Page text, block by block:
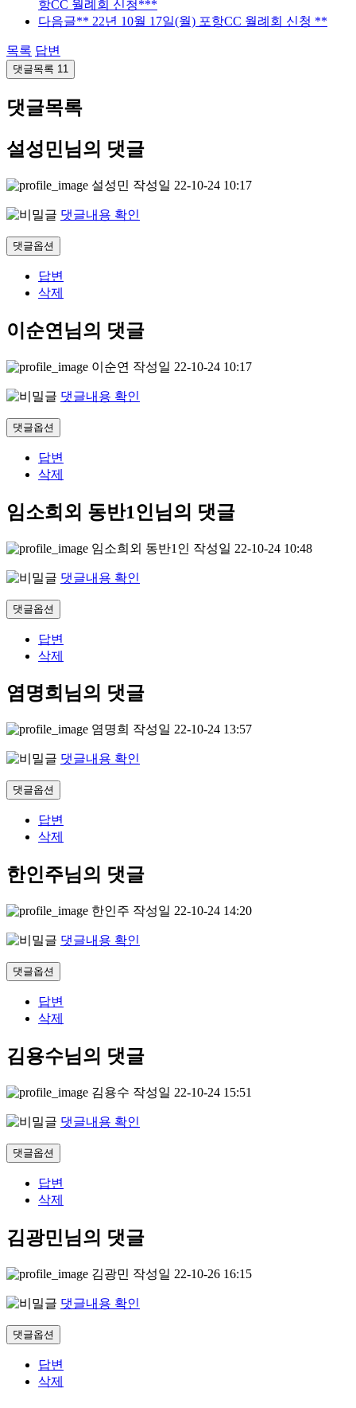
항CC 월례회 신청***
다음글** 22년 10월 17일(월) 포항CC 월례회 신청 **
목록 답변
댓글목록 11
댓글목록
설성민님의 댓글
설성민 작성일 22-10-24 10:17
댓글내용 확인
댓글옵션
답변
삭제
이순연님의 댓글
이순연 작성일 22-10-24 10:17
댓글내용 확인
댓글옵션
답변
삭제
임소희외 동반1인님의 댓글
임소희외 동반1인 작성일 22-10-24 10:48
댓글내용 확인
댓글옵션
답변
삭제
염명희님의 댓글
염명희 작성일 22-10-24 13:57
댓글내용 확인
댓글옵션
답변
삭제
한인주님의 댓글
한인주 작성일 22-10-24 14:20
댓글내용 확인
댓글옵션
답변
삭제
김용수님의 댓글
김용수 작성일 22-10-24 15:51
댓글내용 확인
댓글옵션
답변
삭제
김광민님의 댓글
김광민 작성일 22-10-26 16:15
댓글내용 확인
댓글옵션
답변
삭제